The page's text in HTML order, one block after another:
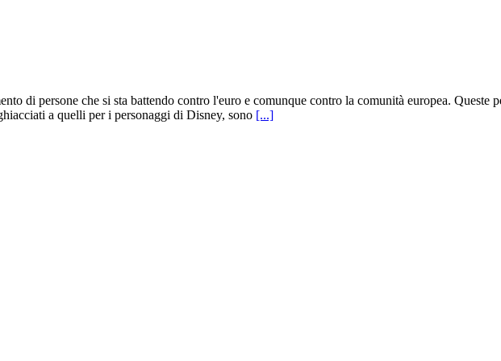
di persone che si sta battendo contro l'euro e comunque contro la comunità europea. Queste
a quelli per i personaggi di Disney, sono [...]